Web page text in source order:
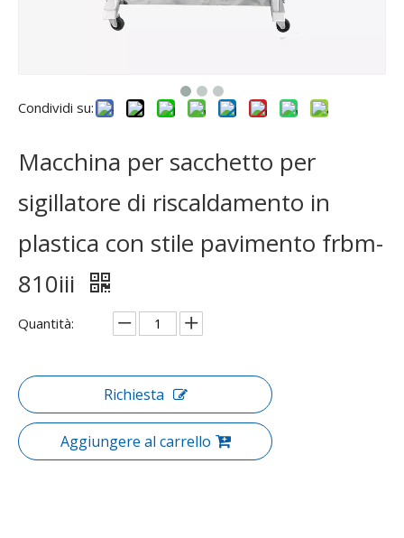
Condividi su:
Macchina per sacchetto per
sigillatore di riscaldamento in
plastica con stile pavimento frbm-
810iii
Quantità:
Richiesta
Aggiungere al carrello